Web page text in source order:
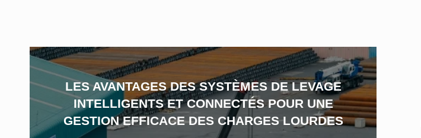
LES AVANTAGES DES SYSTÈMES DE LEVAGE
INTELLIGENTS ET CONNECTÉS POUR UNE
GESTION EFFICACE DES CHARGES LOURDES